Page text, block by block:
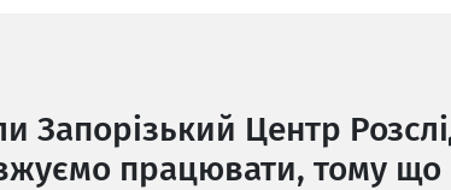
Запорізький Центр
працювати, тому що